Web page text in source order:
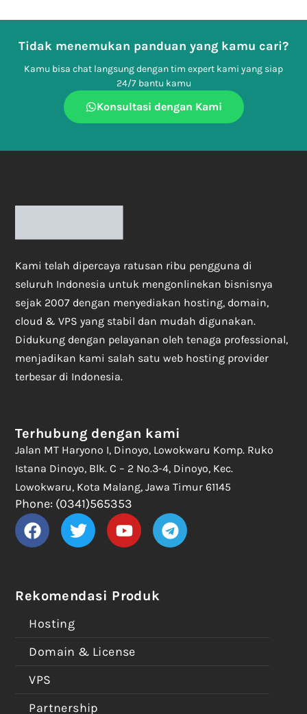
Tidak menemukan panduan yang kamu cari?
Kamu bisa chat langsung dengan tim expert kami yang siap
24/7 bantu kamu
Konsultasi dengan Kami
Kami telah dipercaya ratusan ribu pengguna di
seluruh Indonesia untuk mengonlinekan bisnisnya
sejak 2007 dengan menyediakan hosting, domain,
cloud & VPS yang stabil dan mudah digunakan.
Didukung dengan pelayanan oleh tenaga professional,
menjadikan kami salah satu web hosting provider
terbesar di Indonesia.
Rekomendasi Produk
Hosting
Domain & License
VPS
Partnership
Terhubung dengan kami
Jalan MT Haryono I, Dinoyo, Lowokwaru Komp. Ruko
Istana Dinoyo, Blk. C – 2 No.3-4, Dinoyo, Kec.
Lowokwaru, Kota Malang, Jawa Timur 61145
Phone: (0341)565353